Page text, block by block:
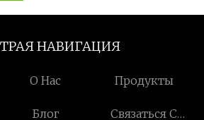
НАВИГАЦИЯ
О Нас Продукты
Блог Связаться С